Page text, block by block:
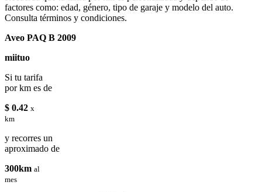
factores como: edad, género, tipo de garaje y modelo del auto.
Consulta términos y condiciones.
Aveo PAQ B 2009
miituo
Si tu tarifa
por km es de
$ 0.42 x
km
y recorres un
aproximado de
300km al
mes